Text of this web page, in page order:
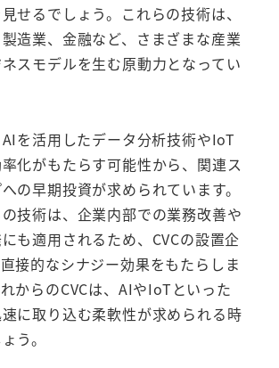
せるでしょう。これらの技術は、
造業、金融など、さまざまな産業
スモデルを生む原動力となってい
を活用したデータ分析技術やIoT
化がもたらす可能性から、関連ス
の早期投資が求められています。
技術は、企業内部での業務改善や
も適用されるため、CVCの設置企
接的なシナジー効果をもたらしま
からのCVCは、AIやIoTといった
に取り込む柔軟性が求められる時
う。